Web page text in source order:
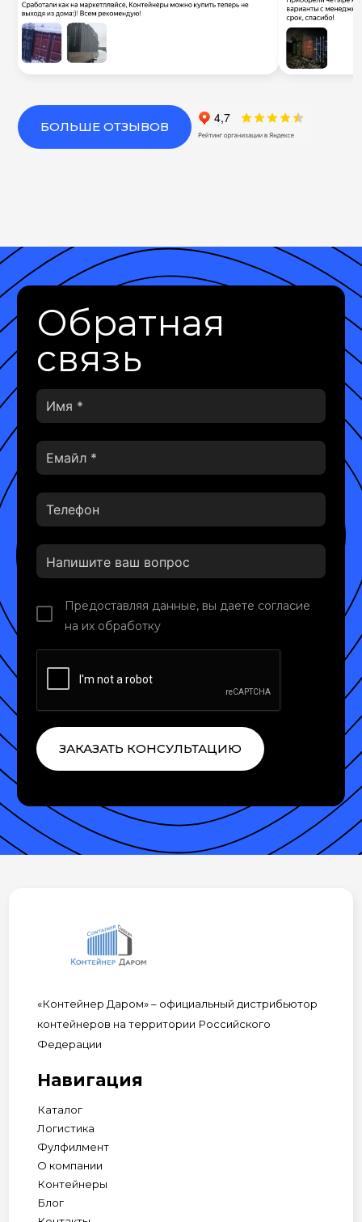
БОЛЬШЕ ОТЗЫВОВ
Обратная
связь
Предоставляя данные, вы даете согласие
на их обработку
ЗАКАЗАТЬ КОНСУЛЬТАЦИЮ
«Контейнер Даром» – официальный дистрибьютор
контейнеров на территории Российского
Федерации
Навигация
Каталог
Логистика
Фулфилмент
О компании
Контейнеры
Блог